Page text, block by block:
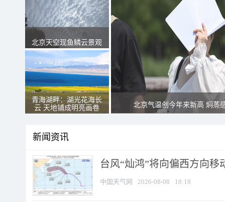
北京天空现鱼鳞云景观
青海湖畔：湖光花海长
云 天地铺成明亮画卷
北京气温创今年来新高 焖蒸
新闻资讯
台风“灿鸿”将向偏西方向移
中国天气网 2026-08-08 18:18